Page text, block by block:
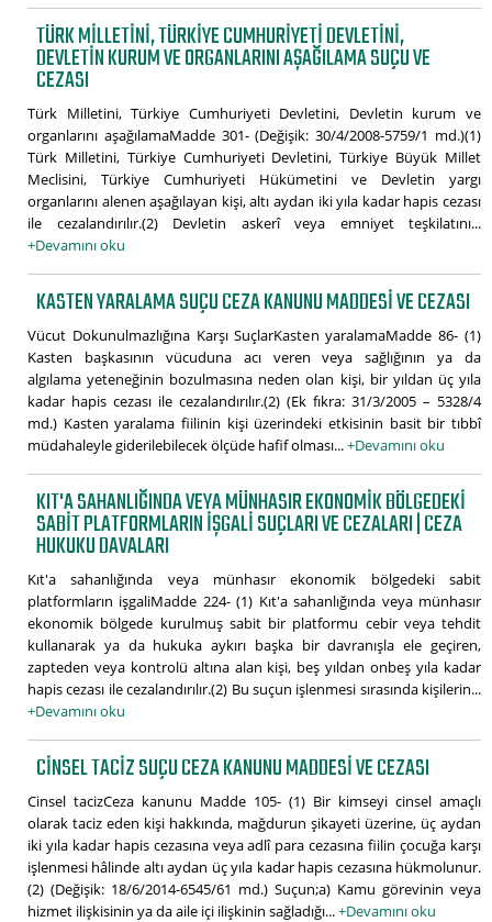
TÜRK MILLETINI, TÜRKIYE CUMHURIYETI DEVLETINI,
DEVLETIN KURUM VE ORGANLARINI AŞAĞILAMA SUÇU VE
CEZASI
Türk Milletini, Türkiye Cumhuriyeti Devletini, Devletin kurum ve
organlarını aşağılamaMadde 301- (Değişik: 30/4/2008-5759/1 md.)(1)
Türk Milletini, Türkiye Cumhuriyeti Devletini, Türkiye Büyük Millet
Meclisini, Türkiye Cumhuriyeti Hükümetini ve Devletin yargı
organlarını alenen aşağılayan kişi, altı aydan iki yıla kadar hapis cezası
ile cezalandırılır.(2) Devletin askerî veya emniyet teşkilatını...
+Devamını oku
KASTEN YARALAMA SUÇU CEZA KANUNU MADDESI VE CEZASI
Vücut Dokunulmazlığına Karşı SuçlarKasten yaralamaMadde 86- (1)
Kasten başkasının vücuduna acı veren veya sağlığının ya da
algılama yeteneğinin bozulmasına neden olan kişi, bir yıldan üç yıla
kadar hapis cezası ile cezalandırılır.(2) (Ek fıkra: 31/3/2005 – 5328/4
md.) Kasten yaralama fiilinin kişi üzerindeki etkisinin basit bir tıbbî
müdahaleyle giderilebilecek ölçüde hafif olması...+Devamını oku
KIT'A SAHANLIĞINDA VEYA MÜNHASIR EKONOMIK BÖLGEDEKI
SABIT PLATFORMLARIN IŞGALI SUÇLARI VE CEZALARI | CEZA
HUKUKU DAVALARI
Kıt'a sahanlığında veya münhasır ekonomik bölgedeki sabit
platformların işgaliMadde 224- (1) Kıt'a sahanlığında veya münhasır
ekonomik bölgede kurulmuş sabit bir platformu cebir veya tehdit
kullanarak ya da hukuka aykırı başka bir davranışla ele geçiren,
zapteden veya kontrolü altına alan kişi, beş yıldan onbeş yıla kadar
hapis cezası ile cezalandırılır.(2) Bu suçun işlenmesi sırasında kişilerin...
+Devamını oku
CINSEL TACIZ SUÇU CEZA KANUNU MADDESI VE CEZASI
Cinsel tacizCeza kanunu Madde 105- (1) Bir kimseyi cinsel amaçlı
olarak taciz eden kişi hakkında, mağdurun şikayeti üzerine, üç aydan
iki yıla kadar hapis cezasına veya adlî para cezasına fiilin çocuğa karşı
işlenmesi hâlinde altı aydan üç yıla kadar hapis cezasına hükmolunur.
(2) (Değişik: 18/6/2014-6545/61 md.) Suçun;a) Kamu görevinin veya
hizmet ilişkisinin ya da aile içi ilişkinin sağladığı...+Devamını oku